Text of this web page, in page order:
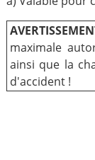
maximale
ainsi que la
d'accident !